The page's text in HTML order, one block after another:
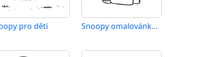
pro děti Snoopy omalovánka zdarma